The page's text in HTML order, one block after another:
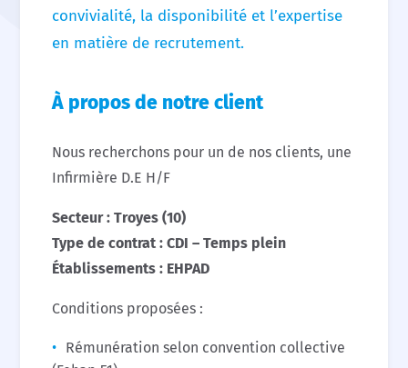
convivialité, la disponibilité et l’expertise
en matière de recrutement.
À propos de notre client
Nous recherchons pour un de nos clients, une
Infirmière D.E H/F
Secteur : Troyes (10)
Type de contrat : CDI – Temps plein
Établissements : EHPAD
Conditions proposées :
Rémunération selon convention collective